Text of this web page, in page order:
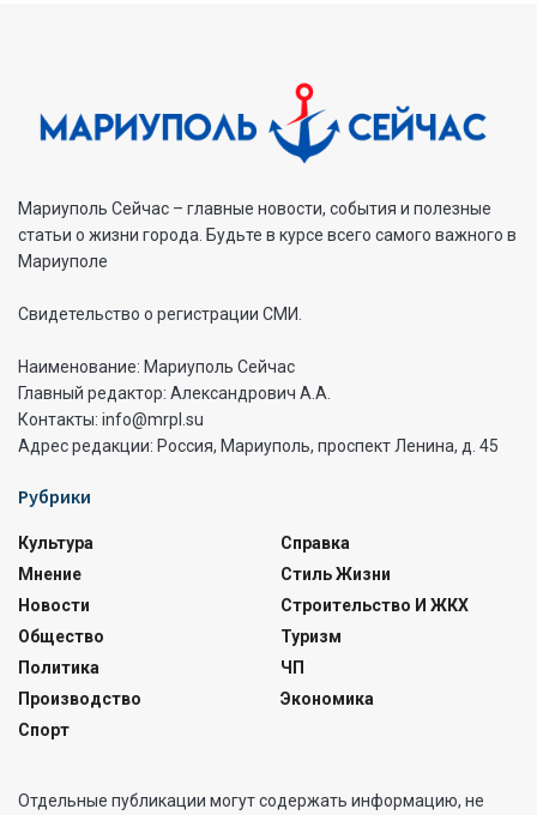
Мариуполь Сейчас – главные новости, события и полезные
статьи о жизни города. Будьте в курсе всего самого важного в
Мариуполе
Свидетельство о регистрации СМИ.
Наименование: Мариуполь Сейчас
Главный редактор: Александрович А.А.
Контакты: info@mrpl.su
Адрес редакции: Россия, Мариуполь, проспект Ленина, д. 45
Рубрики
Культура
Мнение
Новости
Общество
Политика
Производство
Спорт
Справка
Стиль Жизни
Строительство И ЖКХ
Туризм
ЧП
Экономика
Отдельные публикации могут содержать информацию, не